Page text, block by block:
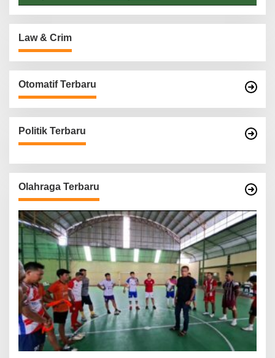
Law & Crim
Otomatif Terbaru
Politik Terbaru
Olahraga Terbaru